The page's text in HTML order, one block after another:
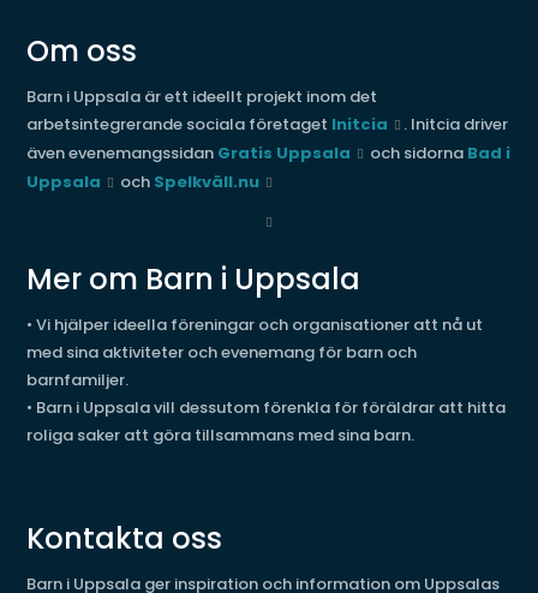
Om oss
Barn i Uppsala är ett ideellt projekt inom det
arbetsintegrerande sociala företaget Initcia
. Initcia driver
även evenemangssidan Gratis Uppsala och sidorna Bad i
Uppsala
och Spelkväll.nu
Mer om Barn i Uppsala
• Vi hjälper ideella föreningar och organisationer att nå ut
med sina aktiviteter och evenemang för barn och
barnfamiljer.
• Barn i Uppsala vill dessutom förenkla för föräldrar att hitta
roliga saker att göra tillsammans med sina barn.
Kontakta oss
Barn i Uppsala ger inspiration och information om Uppsalas